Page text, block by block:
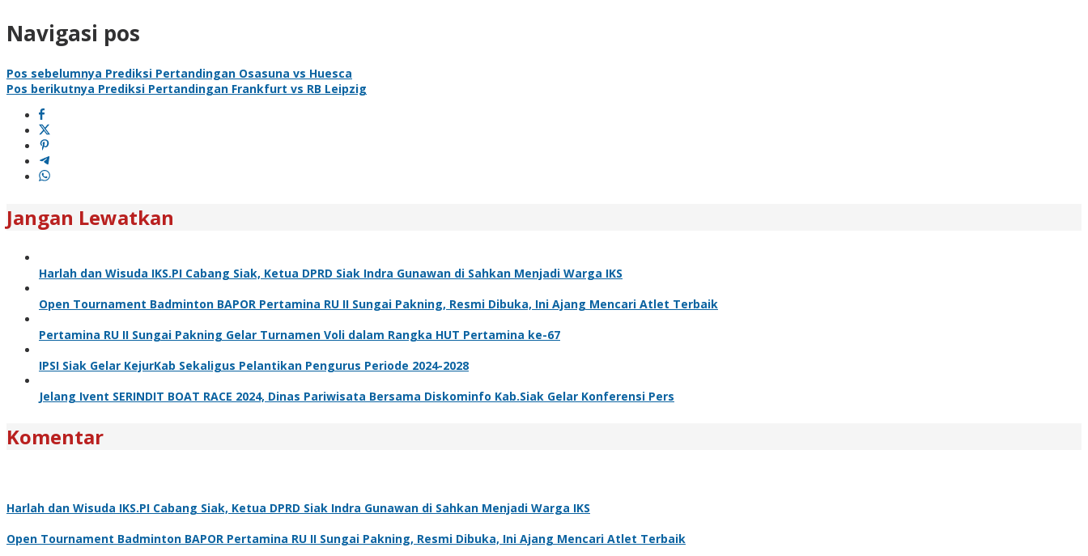
Navigasi pos
Pos sebelumnya Prediksi Pertandingan Osasuna vs Huesca
Pos berikutnya Prediksi Pertandingan Frankfurt vs RB Leipzig
Jangan Lewatkan
Harlah dan Wisuda IKS.PI Cabang Siak, Ketua DPRD Siak Indra Gunawan di Sahkan Menjadi Warga IKS
Open Tournament Badminton BAPOR Pertamina RU II Sungai Pakning, Resmi Dibuka, Ini Ajang Mencari Atlet Terbaik
Pertamina RU II Sungai Pakning Gelar Turnamen Voli dalam Rangka HUT Pertamina ke-67
IPSI Siak Gelar KejurKab Sekaligus Pelantikan Pengurus Periode 2024-2028
Jelang Ivent SERINDIT BOAT RACE 2024, Dinas Pariwisata Bersama Diskominfo Kab.Siak Gelar Konferensi Pers
Komentar
Harlah dan Wisuda IKS.PI Cabang Siak, Ketua DPRD Siak Indra Gunawan di Sahkan Menjadi Warga IKS
Open Tournament Badminton BAPOR Pertamina RU II Sungai Pakning, Resmi Dibuka, Ini Ajang Mencari Atlet Terbaik